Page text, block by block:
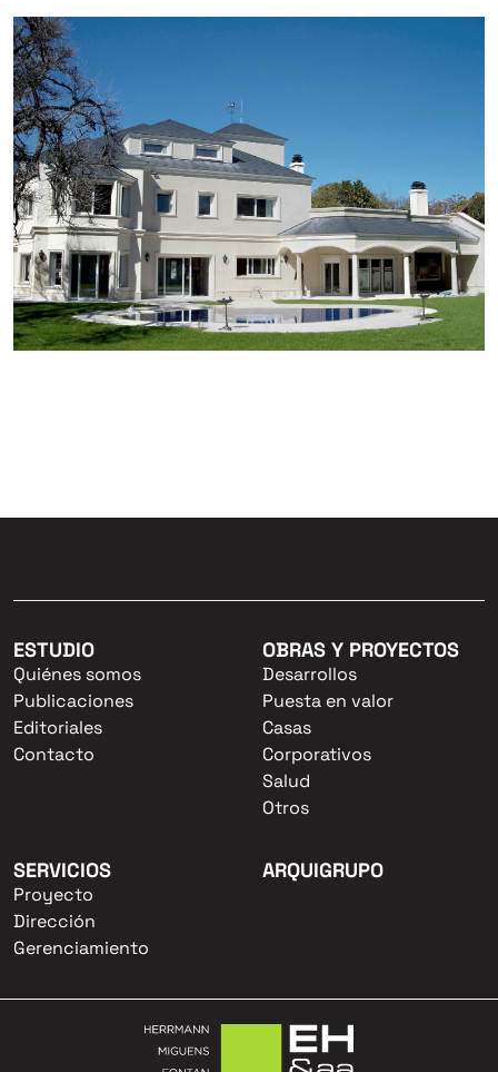
ESTUDIO
Quiénes somos
Publicaciones
Editoriales
Contacto
OBRAS Y PROYECTOS
Desarrollos
Puesta en valor
Casas
Corporativos
Salud
Otros
SERVICIOS
Proyecto
Dirección
Gerenciamiento
ARQUIGRUPO